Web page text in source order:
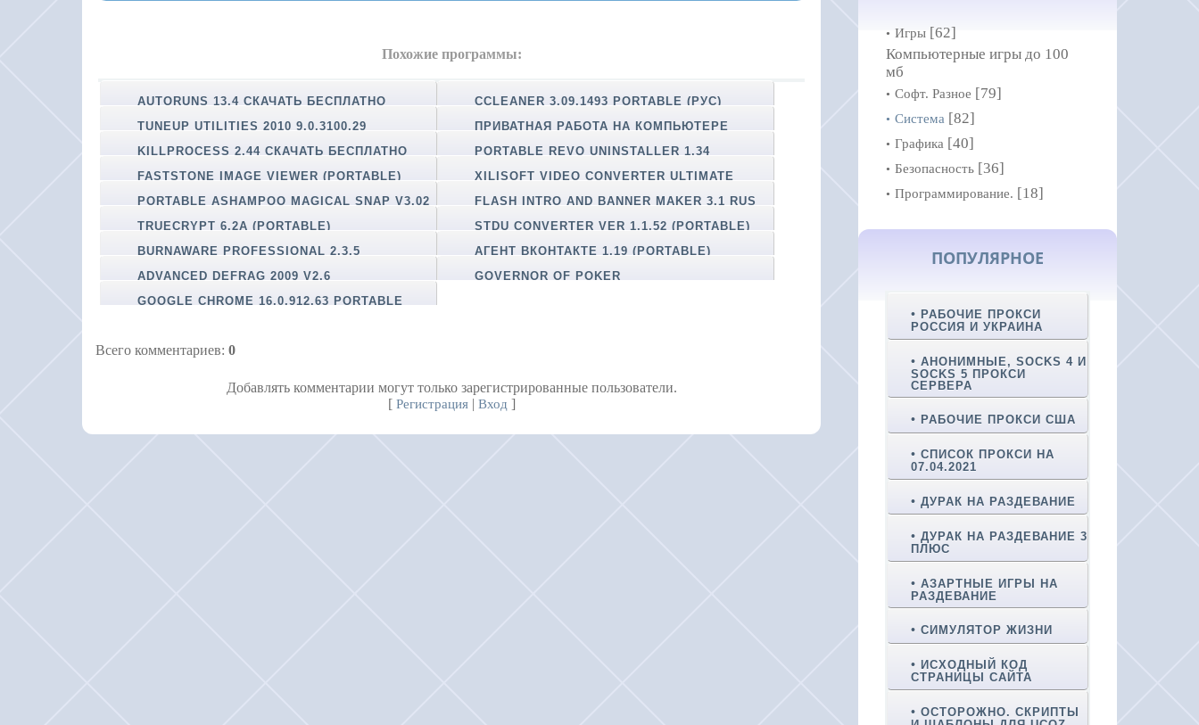
Похожие программы:
AUTORUNS 13.4 СКАЧАТЬ БЕСПЛАТНО
CCLEANER 3.09.1493 PORTABLE (РУС)
TUNEUP UTILITIES 2010 9.0.3100.29
ПРИВАТНАЯ РАБОТА НА КОМПЬЮТЕРЕ
KILLPROCESS 2.44 СКАЧАТЬ БЕСПЛАТНО
PORTABLE REVO UNINSTALLER 1.34
FASTSTONE IMAGE VIEWER (PORTABLE)
XILISOFT VIDEO CONVERTER ULTIMATE
PORTABLE ASHAMPOO MAGICAL SNAP V3.02
FLASH INTRO AND BANNER MAKER 3.1 RUS
TRUECRYPT 6.2A (PORTABLE)
STDU CONVERTER VER 1.1.52 (PORTABLE)
BURNAWARE PROFESSIONAL 2.3.5
АГЕНТ ВКОНТАКТЕ 1.19 (PORTABLE)
ADVANCED DEFRAG 2009 V2.6
GOVERNOR OF POKER
GOOGLE CHROME 16.0.912.63 PORTABLE
Всего комментариев: 0
Добавлять комментарии могут только зарегистрированные пользователи.
[ Регистрация| Вход ]
Игры [62]
Компьютерные игры до 100
мб
Софт. Разное [79]
Система [82]
Графика [40]
Безопасность [36]
Программирование. [18]
ПОПУЛЯРНОЕ
РАБОЧИЕ ПРОКСИ
РОССИЯ И УКРАИНА
АНОНИМНЫЕ, SOCKS 4 И
SOCKS 5 ПРОКСИ
СЕРВЕРА
РАБОЧИЕ ПРОКСИ США
СПИСОК ПРОКСИ НА
07.04.2021
ДУРАК НА РАЗДЕВАНИЕ
ДУРАК НА РАЗДЕВАНИЕ 3
ПЛЮС
АЗАРТНЫЕ ИГРЫ НА
РАЗДЕВАНИЕ
СИМУЛЯТОР ЖИЗНИ
ИСХОДНЫЙ КОД
СТРАНИЦЫ САЙТА
ОСТОРОЖНО. СКРИПТЫ